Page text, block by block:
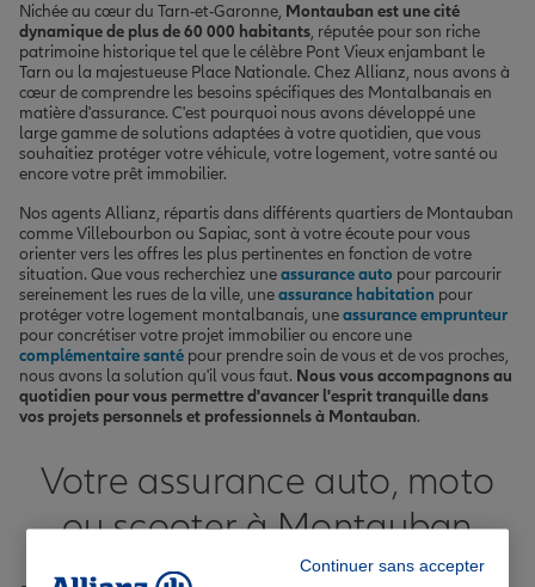
Nichée au cœur du Tarn-et-Garonne, Montauban est une cité
dynamique de plus de 60 000 habitants, réputée pour son riche
patrimoine historique tel que le célèbre Pont Vieux enjambant le
Tarn ou la majestueuse Place Nationale. Chez Allianz, nous avons à
cœur de comprendre les besoins spécifiques des Montalbanais en
matière d'assurance. C'est pourquoi nous avons développé une
large gamme de solutions adaptées à votre quotidien, que vous
souhaitiez protéger votre véhicule, votre logement, votre santé ou
encore votre prêt immobilier.
Nos agents Allianz, répartis dans différents quartiers de Montauban
comme Villebourbon ou Sapiac, sont à votre écoute pour vous
orienter vers les offres les plus pertinentes en fonction de votre
situation. Que vous recherchiez uneassurance auto pour parcourir
sereinement les rues de la ville, uneassurance habitation pour
protéger votre logement montalbanais, uneassurance emprunteur
pour concrétiser votre projet immobilier ou encore une
complémentaire santé pour prendre soin de vous et de vos proches,
nous avons la solution qu'il vous faut. Nous vous accompagnons au
quotidien pour vous permettre d'avancer l'esprit tranquille dans
vos projets personnels et professionnels à Montauban.
Votre assurance auto, moto
ou scooter à Montauban
Continuer sans accepter